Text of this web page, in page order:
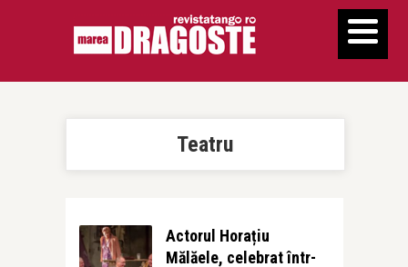
Teatru
Actorul Horațiu
Mălăele, celebrat într-